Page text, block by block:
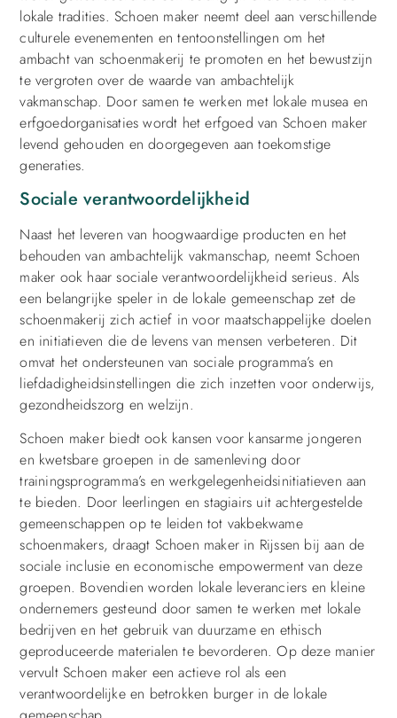
lokale tradities. Schoen maker neemt deel aan verschillende
culturele evenementen en tentoonstellingen om het
ambacht van schoenmakerij te promoten en het bewustzijn
te vergroten over de waarde van ambachtelijk
vakmanschap. Door samen te werken met lokale musea en
erfgoedorganisaties wordt het erfgoed van Schoen maker
levend gehouden en doorgegeven aan toekomstige
generaties.
Sociale verantwoordelijkheid
Naast het leveren van hoogwaardige producten en het
behouden van ambachtelijk vakmanschap, neemt Schoen
maker ook haar sociale verantwoordelijkheid serieus. Als
een belangrijke speler in de lokale gemeenschap zet de
schoenmakerij zich actief in voor maatschappelijke doelen
en initiatieven die de levens van mensen verbeteren. Dit
omvat het ondersteunen van sociale programma’s en
liefdadigheidsinstellingen die zich inzetten voor onderwijs,
gezondheidszorg en welzijn.
Schoen maker biedt ook kansen voor kansarme jongeren
en kwetsbare groepen in de samenleving door
trainingsprogramma’s en werkgelegenheidsinitiatieven aan
te bieden. Door leerlingen en stagiairs uit achtergestelde
gemeenschappen op te leiden tot vakbekwame
schoenmakers, draagt Schoen maker in Rijssen bij aan de
sociale inclusie en economische empowerment van deze
groepen. Bovendien worden lokale leveranciers en kleine
ondernemers gesteund door samen te werken met lokale
bedrijven en het gebruik van duurzame en ethisch
geproduceerde materialen te bevorderen. Op deze manier
vervult Schoen maker een actieve rol als een
verantwoordelijke en betrokken burger in de lokale